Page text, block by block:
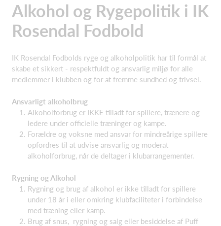
Alkohol og Rygepolitik i IK
Rosendal Fodbold
IK Rosendal Fodbolds ryge og alkoholpolitik har til formål at
skabe et sikkert - respektfuldt og ansvarlig miljø for alle
medlemmer i klubben og for at fremme sundhed og trivsel.
Ansvarligt alkoholbrug
Alkoholforbrug er IKKE tilladt for spillere, trænere og
ledere under officielle træninger og kampe.
Forældre og voksne med ansvar for mindreårige spillere
opfordres til at udvise ansvarlig og moderat
alkoholforbrug, når de deltager i klubarrangementer.
Rygning og Alkohol
Rygning og brug af alkohol er ikke tilladt for spillere
under 18 år i eller omkring klubfaciliteter i forbindelse
med træning eller kamp.
Brug af snus, rygning og salg eller besiddelse af Puff